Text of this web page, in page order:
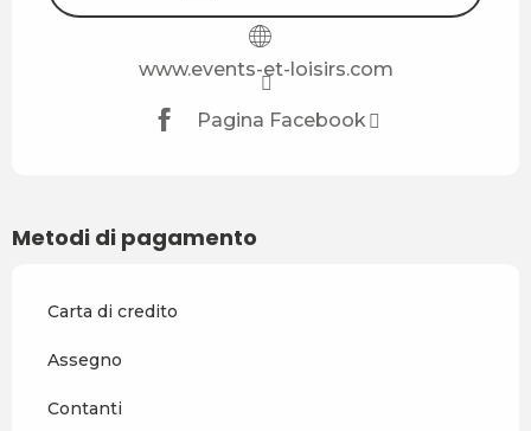
www.events-et-loisirs.com
Pagina Facebook
Metodi di pagamento
Carta di credito
Assegno
Contanti